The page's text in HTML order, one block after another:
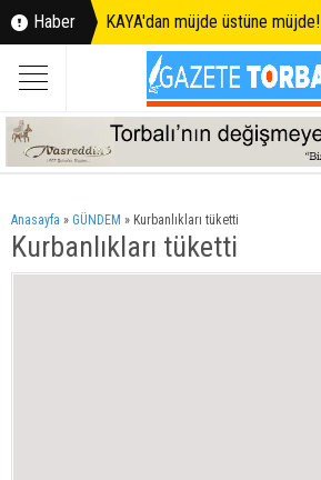
Haber KAYA'dan müjde üstüne müjde!
Anasayfa » GÜNDEM » Kurbanlıkları tüketti
Kurbanlıkları tüketti